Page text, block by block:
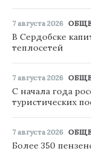
7 августа 2026
В Сердобске
теплосетей
7 августа 2026
С начала года
туристических
7 августа 2026
Более 350